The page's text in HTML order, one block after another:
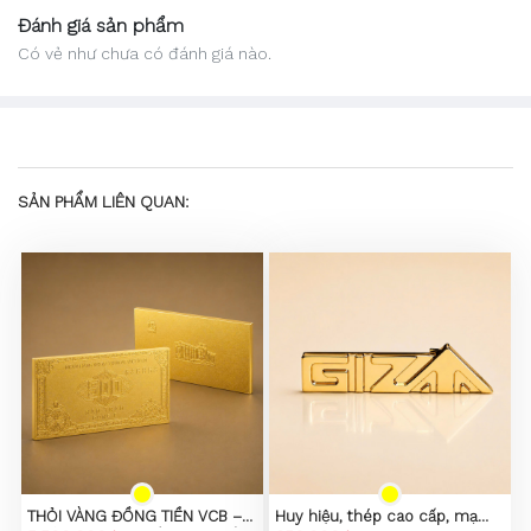
Đánh giá sản phẩm
Có vẻ như chưa có đánh giá nào.
SẢN PHẨM LIÊN QUAN:
THỎI VÀNG ĐỒNG TIỀN VCB –
Huy hiệu, thép cao cấp, mạ